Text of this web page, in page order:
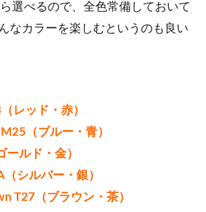
選べるので、全色常備しておいて
なカラーを楽しむというのも良い
レッド・赤）
（ブルー・青）
ールド・金）
シルバー・銀）
T27（ブラウン・茶）